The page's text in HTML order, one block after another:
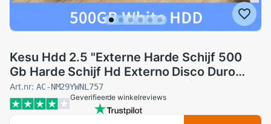
Kesu Hdd 2.5 "Externe Harde Schijf 500
Gb Harde Schijf Hd Externo Disco Duro
Externe Draagbare Harde Schijf Voor pc,
mac, Desktop,Laptop
Art.nr: AC-NM29YWNL757
Geverifieerde winkelreviews